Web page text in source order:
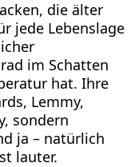
die älter
jede Lebenslage
im Schatten
hat. Ihre
Lemmy,
sondern
ja – natürlich
lauter.